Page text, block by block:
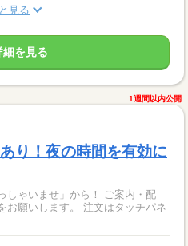
見る
細を見る
1週間以内公開
り！夜の時間を有効に
しゃいませ」から！ ご案内・配
。 注文はタッチパネ